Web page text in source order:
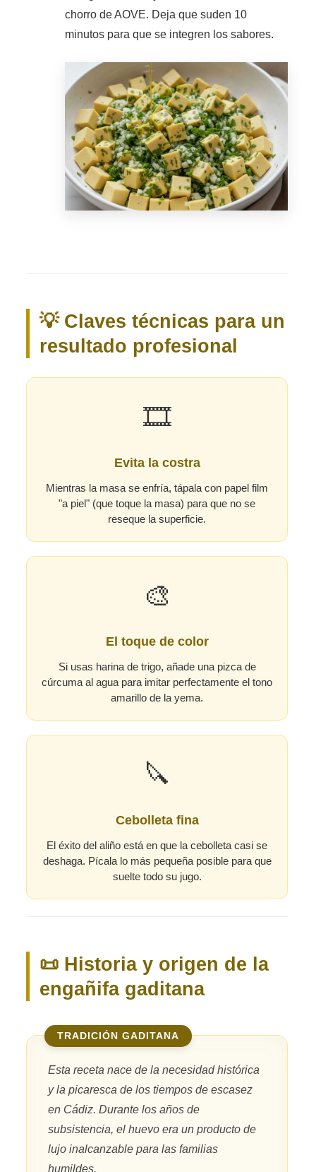
chorro de AOVE. Deja que suden 10
minutos para que se integren los sabores.
💡 Claves técnicas para un
resultado profesional
🎞️
Evita la costra
Mientras la masa se enfría, tápala con papel film
"a piel" (que toque la masa) para que no se
reseque la superficie.
🎨
El toque de color
Si usas harina de trigo, añade una pizca de
cúrcuma al agua para imitar perfectamente el tono
amarillo de la yema.
🔪
Cebolleta fina
El éxito del aliño está en que la cebolleta casi se
deshaga. Pícala lo más pequeña posible para que
suelte todo su jugo.
📜 Historia y origen de la
engañifa gaditana
TRADICIÓN GADITANA
Esta receta nace de la necesidad histórica
y la picaresca de los tiempos de escasez
en Cádiz. Durante los años de
subsistencia, el huevo era un producto de
lujo inalcanzable para las familias
humildes.